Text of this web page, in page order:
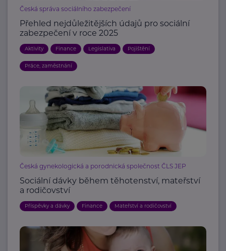
Česká správa sociálního zabezpečení
Přehled nejdůležitějších údajů pro sociální
zabezpečení v roce 2025
Aktivity Finance Legislativa Pojištění
Práce, zaměstnání
Česká gynekologická a porodnická společnost ČLS JEP
Sociální dávky během těhotenství, mateřství
a rodičovství
Příspěvky a dávky Finance Mateřství a rodičovství